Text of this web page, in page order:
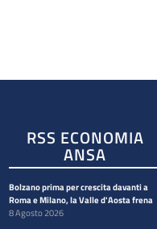
RSS ECONOMIA
ANSA
Bolzano prima per crescita davanti a
Roma e Milano, la Valle d'Aosta frena
8 Agosto 2026